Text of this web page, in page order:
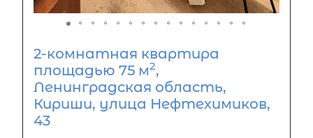
2-комнатная квартира
площадью 75 м2,
Ленинградская область,
Кириши, улица Нефтехимиков,
43